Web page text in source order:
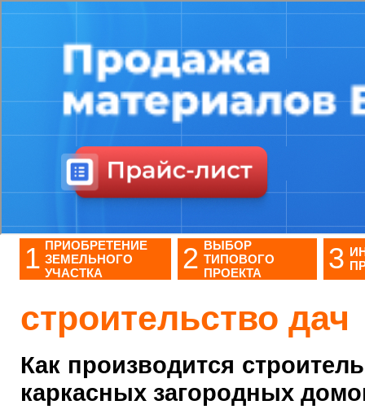
1 ПРИОБРЕТЕНИЕ
ЗЕМЕЛЬНОГО
УЧАСТКА
2 ВЫБОР
ТИПОВОГО
ПРОЕКТА
3
строительство дач
Как производится
каркасных загородных